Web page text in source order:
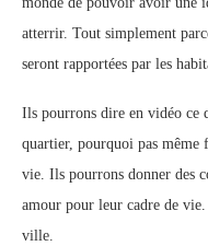
atterrir. Tout simplement
seront rapportées par les
Ils pourrons dire en vidéo ce
quartier, pourquoi pas
vie. Ils pourrons donner des
amour pour leur cadre de
ville.